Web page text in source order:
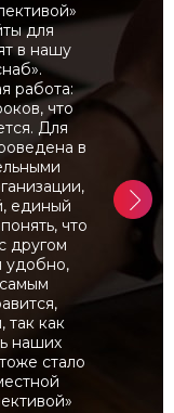
для
в нашу
работа:
что
Для
в
единый
что
другом
удобно,
так как
наших
стало